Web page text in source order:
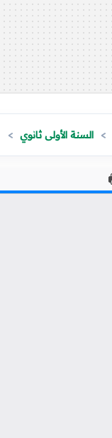
السنة الأولى ثانوي